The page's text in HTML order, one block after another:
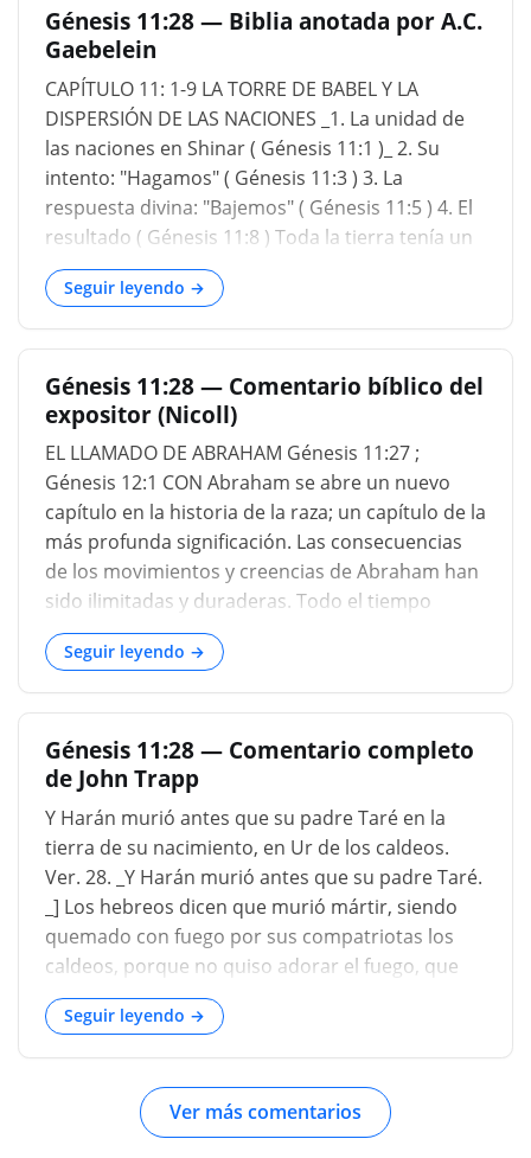
Sinar; y habitaron allí. Y se decían el uno al otro:
Hagamos ladrillos, y cocinémoslos bien ( Génesis
11:2-3 ). Ahora, esto es algo interesante porque
muestra que muy temprano después del diluvio,
tenían hornos de ladrillos y en lugar de solo
construir sus casas con rocas, avanzaron al
estado de hacer ladrillos y ponerlos
Génesis 11:28 — Biblia anotada por A.C.
Gaebelein
CAPÍTULO 11: 1-9 LA TORRE DE BABEL Y LA
DISPERSIÓN DE LAS NACIONES _1. La unidad de
las naciones en Shinar ( Génesis 11:1 )_ 2. Su
intento: "Hagamos" ( Génesis 11:3 ) 3. La
respuesta divina: "Bajemos" ( Génesis 11:5 ) 4. El
resultado ( Génesis 11:8 ) Toda la tierra tenía un
idioma. Esto también lo demuestra la
investigación filológica. Toda la familia humana
viajó junta. Dejaron las regiones montañosas y
bajaron al llano. Esto expresa su ascendencia
moralmente; se apartaron de Dios, aunque
tenían el conocimiento de Dios ...
Seguir leyendo →
Génesis 11:28 — Comentario bíblico del
expositor (Nicoll)
EL LLAMADO DE ABRAHAM Génesis 11:27 ;
Génesis 12:1 CON Abraham se abre un nuevo
capítulo en la historia de la raza; un capítulo de la
más profunda significación. Las consecuencias
de los movimientos y creencias de Abraham han
sido ilimitadas y duraderas. Todo el tiempo
sucesivo ha sido influenciado por él. Y, sin
embargo, hay en su vida una notable sencillez y
una ausencia total de acontecimientos que
impresionen a los contemporáneos. Entre todos
los millones olvidados de su propio tiempo, se
erige solo como una figura reconocible y
memorable. Pero alrededor de su figura no se
reúne una multitud de seguidores armados; con
su nombre no se asocia ningún vasto dominio
territorial, ninguna nueva legislación, ni siquiera
ninguna obra de arte o literatura. El significado
de su vida no
Seguir leyendo →
Génesis 11:28 — Comentario completo
de John Trapp
Y Harán murió antes que su padre Taré en la
tierra de su nacimiento, en Ur de los caldeos.
Ver. 28. _Y Harán murió antes que su padre Taré.
_] Los hebreos dicen que murió mártir, siendo
quemado con fuego por sus compatriotas los
caldeos, porque no quiso adorar el fuego, que
ellos habían hecho su dios. El martirio llegó
temprano al mundo, como lo conocemos en
Abel, quien como fue el primero en morir, murió
por la religión. Ahora bien, si esto es cierto en
Harán, como lo dirán los médicos judíos; luego
tuvo, por lo que sabemos, la virginidad (como lo
Seguir leyendo →
Ver más comentarios